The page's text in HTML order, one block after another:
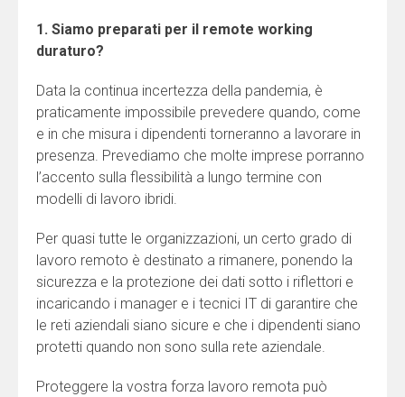
1. Siamo preparati per il remote working
duraturo?
Data la continua incertezza della pandemia, è
praticamente impossibile prevedere quando, come
e in che misura i dipendenti torneranno a lavorare in
presenza. Prevediamo che molte imprese porranno
l’accento sulla flessibilità a lungo termine con
modelli di lavoro ibridi.
Per quasi tutte le organizzazioni, un certo grado di
lavoro remoto è destinato a rimanere, ponendo la
sicurezza e la protezione dei dati sotto i riflettori e
incaricando i manager e i tecnici IT di garantire che
le reti aziendali siano sicure e che i dipendenti siano
protetti quando non sono sulla rete aziendale.
Proteggere la vostra forza lavoro remota può